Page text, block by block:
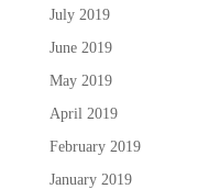
July 2019
June 2019
May 2019
April 2019
February 2019
January 2019